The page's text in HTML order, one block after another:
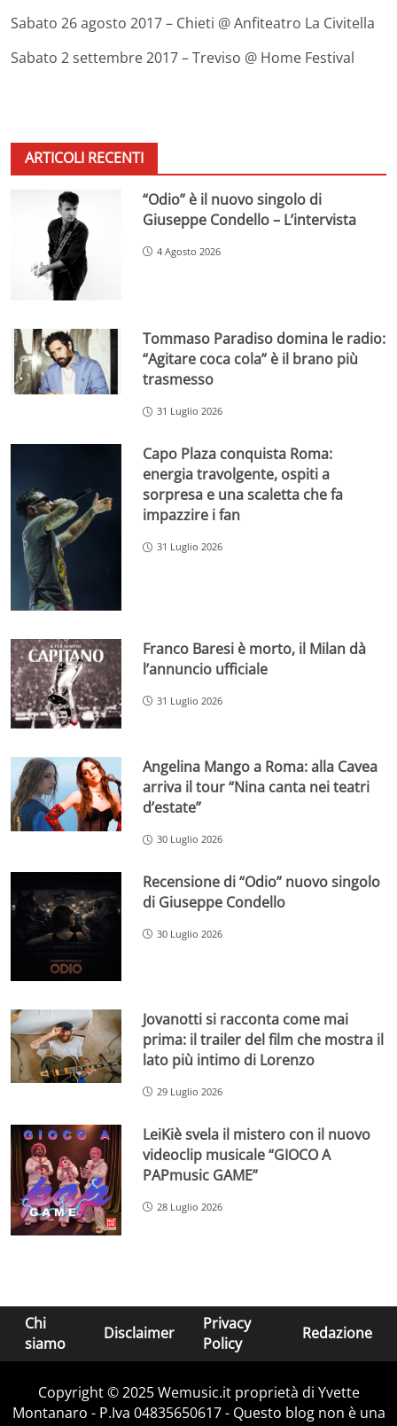
Sabato 26 agosto 2017 – Chieti @ Anfiteatro La Civitella
Sabato 2 settembre 2017 – Treviso @ Home Festival
ARTICOLI RECENTI
“Odio” è il nuovo singolo di
Giuseppe Condello – L’intervista
4 Agosto 2026
Tommaso Paradiso domina le radio:
“Agitare coca cola” è il brano più
trasmesso
31 Luglio 2026
Capo Plaza conquista Roma:
energia travolgente, ospiti a
sorpresa e una scaletta che fa
impazzire i fan
31 Luglio 2026
Franco Baresi è morto, il Milan dà
l’annuncio ufficiale
31 Luglio 2026
Angelina Mango a Roma: alla Cavea
arriva il tour “Nina canta nei teatri
d’estate”
30 Luglio 2026
Recensione di “Odio” nuovo singolo
di Giuseppe Condello
30 Luglio 2026
Jovanotti si racconta come mai
prima: il trailer del film che mostra il
lato più intimo di Lorenzo
29 Luglio 2026
LeiKiè svela il mistero con il nuovo
videoclip musicale “GIOCO A
PAPmusic GAME”
28 Luglio 2026
Chi
siamo
Disclaimer
Privacy
Policy
Redazione
Copyright © 2025 Wemusic.it proprietà di Yvette
Montanaro - P.Iva 04835650617 - Questo blog non è una